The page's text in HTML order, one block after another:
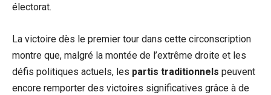
électorat.
La victoire dès le premier tour dans cette circonscription
montre que, malgré la montée de l’extrême droite et les
défis politiques actuels, les partis traditionnels peuvent
encore remporter des victoires significatives grâce à de